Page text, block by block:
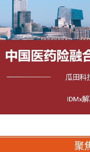
聚